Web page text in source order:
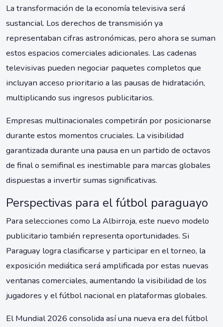
La transformación de la economía televisiva será
sustancial. Los derechos de transmisión ya
representaban cifras astronómicas, pero ahora se suman
estos espacios comerciales adicionales. Las cadenas
televisivas pueden negociar paquetes completos que
incluyan acceso prioritario a las pausas de hidratación,
multiplicando sus ingresos publicitarios.
Empresas multinacionales competirán por posicionarse
durante estos momentos cruciales. La visibilidad
garantizada durante una pausa en un partido de octavos
de final o semifinal es inestimable para marcas globales
dispuestas a invertir sumas significativas.
Perspectivas para el fútbol paraguayo
Para selecciones como La Albirroja, este nuevo modelo
publicitario también representa oportunidades. Si
Paraguay logra clasificarse y participar en el torneo, la
exposición mediática será amplificada por estas nuevas
ventanas comerciales, aumentando la visibilidad de los
jugadores y el fútbol nacional en plataformas globales.
El Mundial 2026 consolida así una nueva era del fútbol